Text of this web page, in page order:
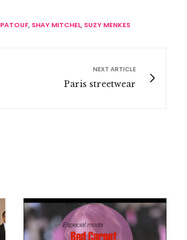
PATOUF, SHAY MITCHEL, SUZY MENKES
NEXT ARTICLE
Paris streetwear